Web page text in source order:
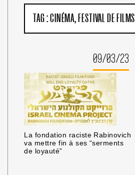
!
TAG :CINÉMA FESTIVAL DE FILMS
09/03/23
La fondation raciste Rabinovich
va mettre fin à ses “serments
de loyauté”